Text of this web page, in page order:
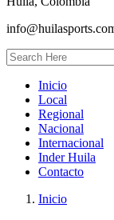
Inicio
Local
Regional
Nacional
Internacional
Inder Huila
Contacto
Inicio